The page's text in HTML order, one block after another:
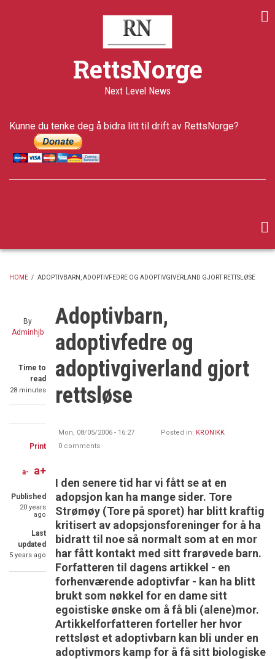
RettsNorge
Next Level News
Kunne du tenke deg å bidra litt til drift av RettsNorge?
HOME / ADOPTIVBARN, ADOPTIVFEDRE OG ADOPTIVGIVERLAND GJORT RETTSLØSE
By
Adminhjb
Time to
read
28 minutes
Share
on
Share
on
Share
through
Print
a- a+
Published
20 years
ago
Last
updated
5 years ago
Adoptivbarn,
adoptivfedre og
adoptivgiverland gjort
rettsløse
Mon, 08/05/2006 - 16:27 Posted in: KRONIKK
0 comments
I den senere tid har vi fått se at en
adopsjon kan ha mange sider. Tore
Strømøy (Tore på sporet) har blitt kraftig
kritisert av adopsjonsforeninger for å ha
bidratt til noe så normalt som at en mor
har fått kontakt med sitt frarøvede barn.
Forfatteren til dagens artikkel - en
forhenværende adoptivfar - kan ha blitt
brukt som nøkkel for en dame sitt
egoistiske ønske om å få bli (alene)mor.
Artikkelforfatteren forteller her hvor
rettsløst et adoptivbarn kan bli under en
adoptivmors kamp for å få sitt biologiske